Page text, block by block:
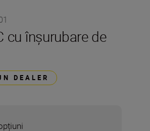
cu înşurubare de
DEALER